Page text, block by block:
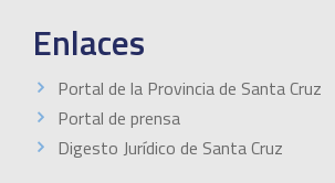
Enlaces
Portal de la Provincia de Santa Cruz
Portal de prensa
Digesto Jurídico de Santa Cruz